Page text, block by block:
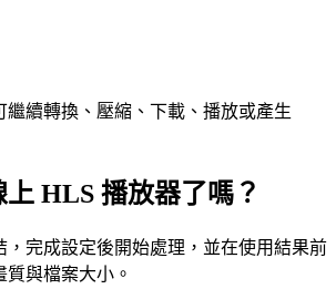
繼續轉換、壓縮、下載、播放或產生
HLS 播放器了嗎？
，完成設定後開始處理，並在使用結果前
與檔案大小。